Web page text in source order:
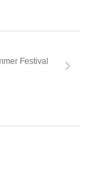
Festival